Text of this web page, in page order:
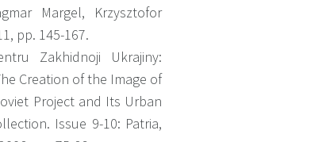
Margel, Krzysztofor
pp. 145-167.
Zakhidnoji Ukrajiny:
Creation of the Image of
Project and Its Urban
Issue 9-10: Patria,